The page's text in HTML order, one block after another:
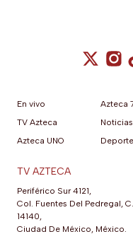
En vivo
TV Azteca
Azteca UNO
Azteca
Noticias
TV AZTECA
Periférico Sur 4121,
Col. Fuentes Del Pedregal,
14140,
Ciudad De México, México.